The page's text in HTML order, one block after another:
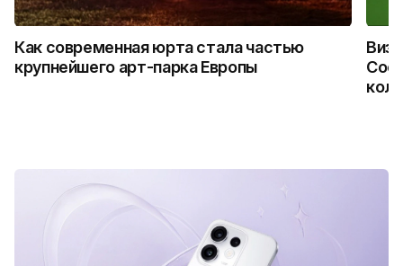
Как современная юрта стала частью
крупнейшего арт-парка Европы